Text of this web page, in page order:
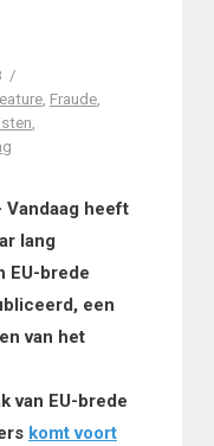
, Fraude,
,
Vandaag heeft
lang
EU-brede
een
van het
van EU-brede
komt voort